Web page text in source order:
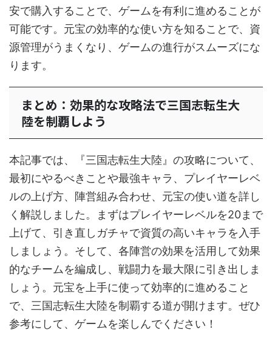
安で購入することで、ゲームを有利に進めることが
可能です。元宝の効率的な使い方を知ることで、資
源管理がうまくなり、ゲームの進行がスムーズにな
ります。
まとめ：効果的な攻略法で三国志転生大
陸を制覇しよう
本記事では、『三国志転生大陸』の攻略について、
最初にやるべきことや最強キャラ、プレイヤーレベ
ルの上げ方、陣営組み合わせ、元宝の使い道を詳し
く解説しました。まずはプレイヤーレベルを20まで
上げて、引き直しガチャで資質の高いキャラを入手
しましょう。そして、各陣営の効果を活用して効果
的なチームを編成し、戦闘力を最大限に引き出しま
しょう。元宝を上手に使って効率的に進めること
で、三国志転生大陸を制覇する道が開けます。ぜひ
参考にして、ゲームを楽しんでください！